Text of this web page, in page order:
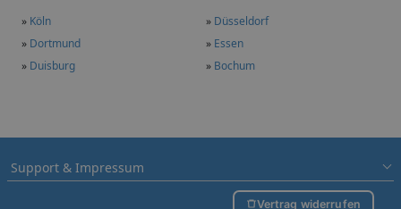
» Köln » Düsseldorf
» Dortmund » Essen
» Duisburg » Bochum
Support & Impressum
Vertrag widerrufen